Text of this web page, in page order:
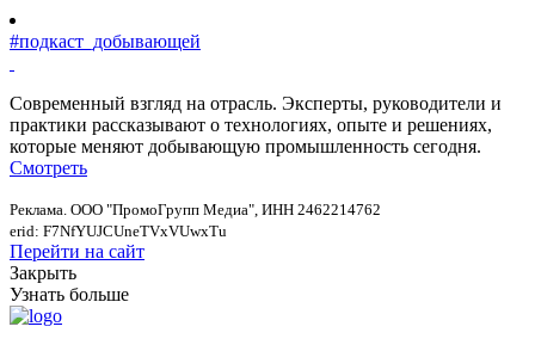
#подкаст_добывающей
Современный взгляд на отрасль. Эксперты, руководители и
практики рассказывают о технологиях, опыте и решениях,
которые меняют добывающую промышленность сегодня.
Смотреть
Реклама. ООО "ПромоГрупп Медиа", ИНН 2462214762
erid: F7NfYUJCUneTVxVUwxTu
Перейти на сайт
Закрыть
Узнать больше